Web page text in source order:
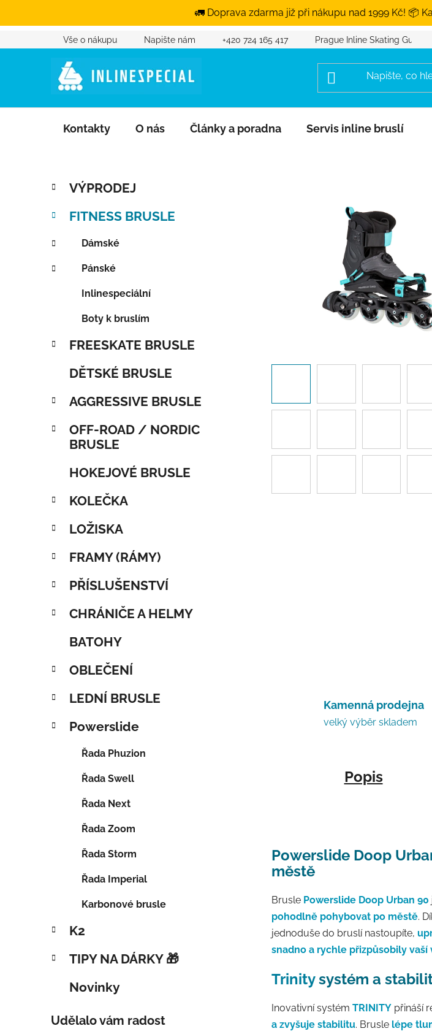
🚛 Doprava zdarma již při nákupu nad 1999 Kč! 📦
Přejít na obsah
Vše o nákupu Napište nám +420 724 165 417 Prague Inline Skating Guide
Kontakty O nás Články a poradna Servis inline bruslí
Postranní panel
Přeskočit kategorie
Kategorie
VÝPRODEJ
FITNESS BRUSLE
Dámské
Pánské
Inlinespeciální
Boty k bruslím
FREESKATE BRUSLE
DĚTSKÉ BRUSLE
AGGRESSIVE BRUSLE
OFF-ROAD / NORDIC
BRUSLE
HOKEJOVÉ BRUSLE
KOLEČKA
LOŽISKA
FRAMY (RÁMY)
PŘÍSLUŠENSTVÍ
CHRÁNIČE A HELMY
BATOHY
OBLEČENÍ
LEDNÍ BRUSLE
Powerslide
Řada Phuzion
Řada Swell
Řada Next
Řada Zoom
Řada Storm
Řada Imperial
Karbonové brusle
K2
TIPY NA DÁRKY 🎁
Novinky
Udělalo vám radost
Kamenná prodejna
velký výběr skladem
Popis
Powerslide Doop
městě
Brusle Powerslide Doop Urban 90
pohodlně pohybovat po městě.
jednoduše do bruslí nastoupíte,
snadno a rychle přizpůsobily
Trinitysystém a
Inovativní systém TRINITY přináší
a zvyšuje stabilitu. Brusle lépe